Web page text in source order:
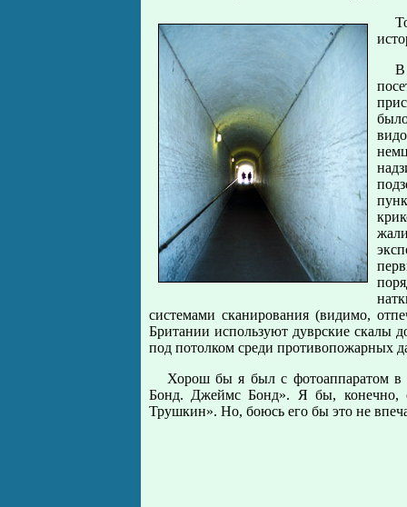
В
системами сканирования (видимо,
Британии используют дуврские скалы
под потолком среди противопожарных
Хорош бы я был с фотоаппаратом в
Бонд. Джеймс Бонд». Я бы, конечно,
Трушкин». Но, боюсь его бы это не